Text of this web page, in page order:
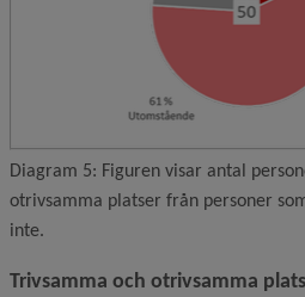
Diagram 5: Figuren visar antal
otrivsamma platser från personer
inte.
Trivsamma och otrivsamma